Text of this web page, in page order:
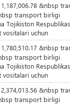
1,187,006.78 &nbsp
transport birligi
Tojikiston
uchun
1,780,510.17 &nbsp
transport birligi
Tojikiston
uchun
2,374,013.56 &nbsp
transport birligi